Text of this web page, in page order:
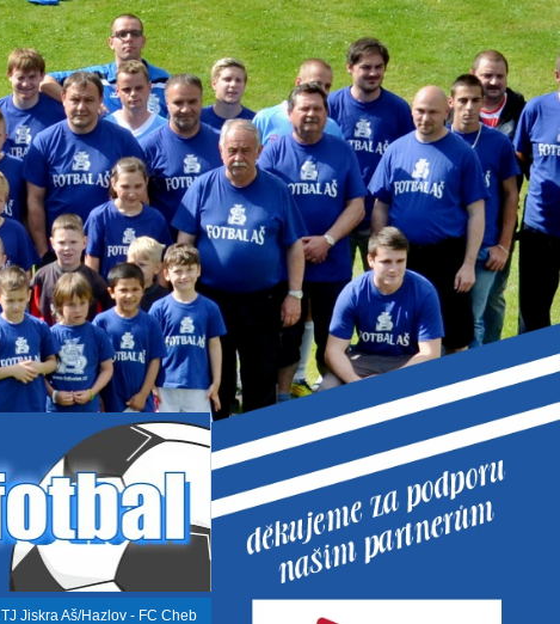
TJ Jiskra Aš/Hazlov - FC Cheb